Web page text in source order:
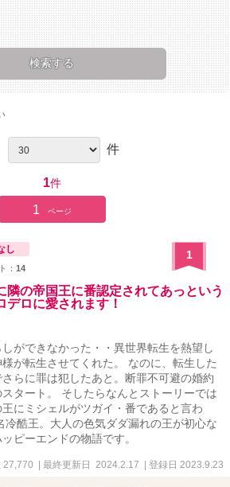
件
1件
1 ページ
し
： 14
1
隣の帝国王に番認定されてあっという
デロに愛されます！
ができなかった・・異世界転生を熱望し
が転生させてくれた。 なのに、転生した
らに罪は犯したあと。断罪不可避の婚約
タート。 そしたらなんとストーリーでは
にミシェルがツガイ・番であると言わ
冷酷王。大人の色気ダダ漏れの王が初心な
ピーエンドの物語です。
27,770 | 最終更新日 2024.2.17 | 登録日 2023.9.23